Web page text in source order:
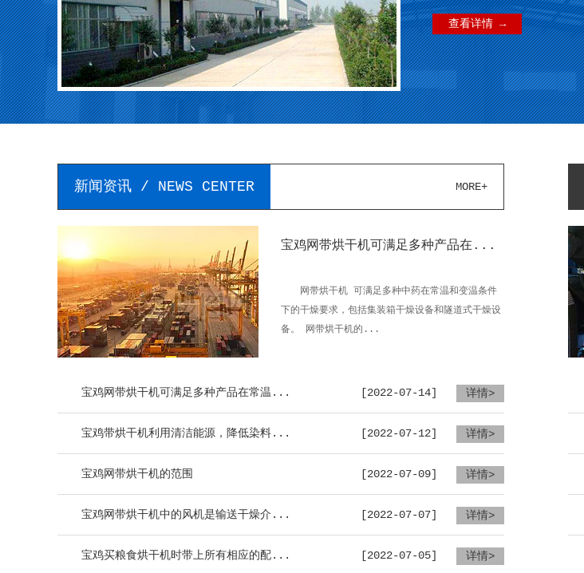
查看详情 →
新闻资讯 / NEWS CENTER MORE+
宝鸡网带烘干机可满足多种产品在...
网带烘干机 可满足多种中药在常温和变温条件
下的干燥要求，包括集装箱干燥设备和隧道式干燥设
备。 网带烘干机的...
宝鸡网带烘干机可满足多种产品在常温... [2022-07-14] 详情>
宝鸡带烘干机利用清洁能源，降低染料... [2022-07-12] 详情>
宝鸡网带烘干机的范围 [2022-07-09] 详情>
宝鸡网带烘干机中的风机是输送干燥介... [2022-07-07] 详情>
宝鸡买粮食烘干机时带上所有相应的配... [2022-07-05] 详情>